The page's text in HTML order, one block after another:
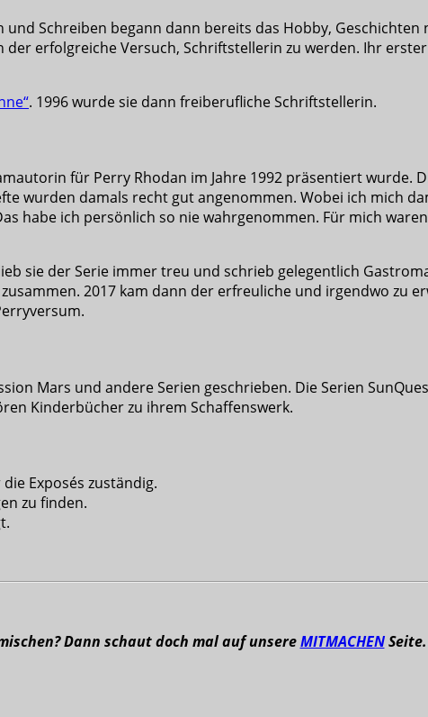
Schreiben begann dann bereits das Hobby,
erfolgreiche Versuch, Schriftstellerin zu werden. Ihr
. 1996 wurde sie dann freiberufliche Schriftstellerin.
für Perry Rhodan im Jahre 1992 präsentiert wurde.
wurden damals recht gut angenommen. Wobei ich mich
habe ich persönlich so nie wahrgenommen. Für mich
sie der Serie immer treu und schrieb gelegentlich
2017 kam dann der erfreuliche und irgendwo zu
Mars und andere Serien geschrieben. Die Serien
Kinderbücher zu ihrem Schaffenswerk.
Exposés zuständig.
zu finden.
Dann schaut doch mal auf unsereMITMACHENSeite.